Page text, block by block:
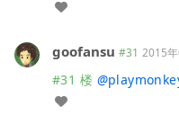
goofansu #31 2015
#31 楼 @